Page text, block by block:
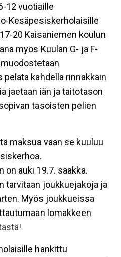
12 vuotiaille
Kesäpesiskerholaisille
20 Kaisaniemen koulun
myös Kuulan G- ja F-
kahdella rinnakkain
jaetaan iän ja taitotason
tasoisten pelien
maksua vaan se kuuluu
auki 19.7. saakka.
tarvitaan joukkuejakoja ja
Myös joukkueissa
lomakkeen
hankittu